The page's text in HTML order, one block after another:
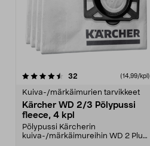
32 (14,99/kpl)
Kuiva-/märkäimurien tarvikkeet
Kärcher WD 2/3 Pölypussi
fleece, 4 kpl
Pölypussi Kärcherin
kuiva-/märkäimureihin WD 2 Plus,
4.5 viidestä